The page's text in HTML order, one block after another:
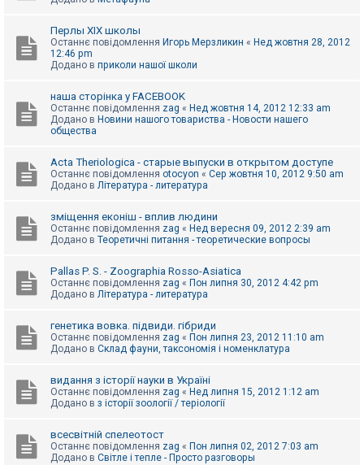
Перлы ХІХ школы
Останнє повідомлення Игорь Мерзликин « Нед жовтня 28, 2012
12:46 pm
Додано в приколи нашої школи
наша сторінка у FACEBOOK
Останнє повідомлення zag « Нед жовтня 14, 2012 12:33 am
Додано в Новини нашого товариства - Новости нашего
общества
Acta Theriologica - старые выпуски в открытом доступе
Останнє повідомлення otocyon « Сер жовтня 10, 2012 9:50 am
Додано в Література - литература
зміщення еконіш - вплив людини
Останнє повідомлення zag « Нед вересня 09, 2012 2:39 am
Додано в Теоретичні питання - теоретические вопросы
Pallas P. S. - Zoographia Rosso-Asiatica
Останнє повідомлення zag « Пон липня 30, 2012 4:42 pm
Додано в Література - литература
генетика вовка. підвиди. гібриди
Останнє повідомлення zag « Пон липня 23, 2012 11:10 am
Додано в Склад фауни, таксономія і номенклатура
видання з історії науки в Україні
Останнє повідомлення zag « Нед липня 15, 2012 1:12 am
Додано в з історії зоології / теріології
всесвітній спелеотост
Останнє повідомлення zag « Пон липня 02, 2012 7:03 am
Додано в Світле і тепле - Просто разговоры